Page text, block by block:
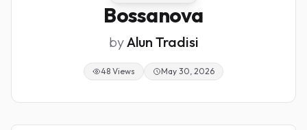
Bossanova
byAlun Tradisi
48 Views May 30, 2026